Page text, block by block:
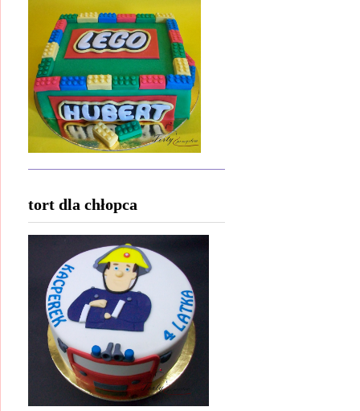
tort dla chłopca